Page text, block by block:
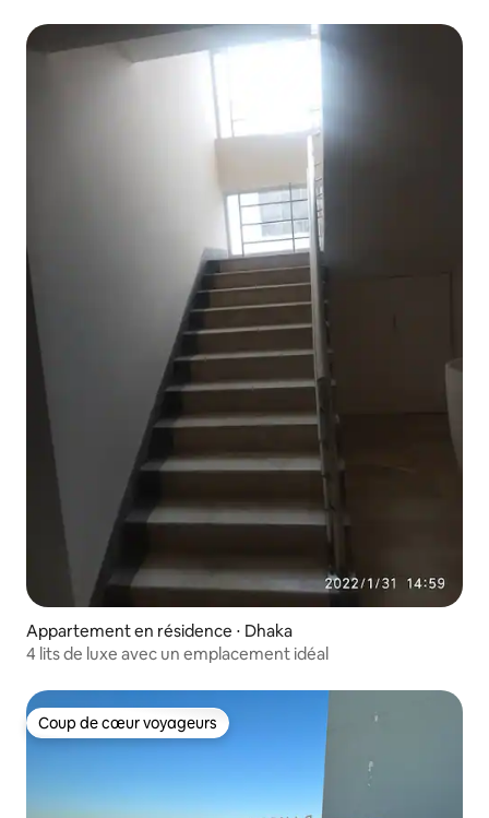
Appartement en résidence ⋅ Dhaka
4 lits de luxe avec un emplacement idéal
Coup de cœur voyageurs
Coup de cœur voyageurs